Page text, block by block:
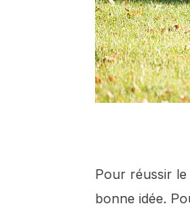
Pour réussir
bonne idée.